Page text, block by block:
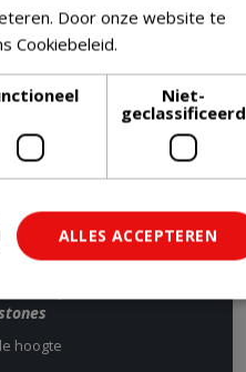
hoogte
Door onze website te
Cookiebeleid.
Niet-
geclassificeerd
ALLES ACCEPTEREN
Niet-geclassificeerd